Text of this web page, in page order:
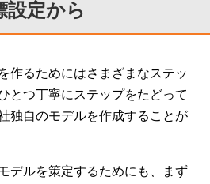
設定から
作るためにはさまざまなステッ
とつ丁寧にステップをたどって
独自のモデルを作成することが
デルを策定するためにも、まず